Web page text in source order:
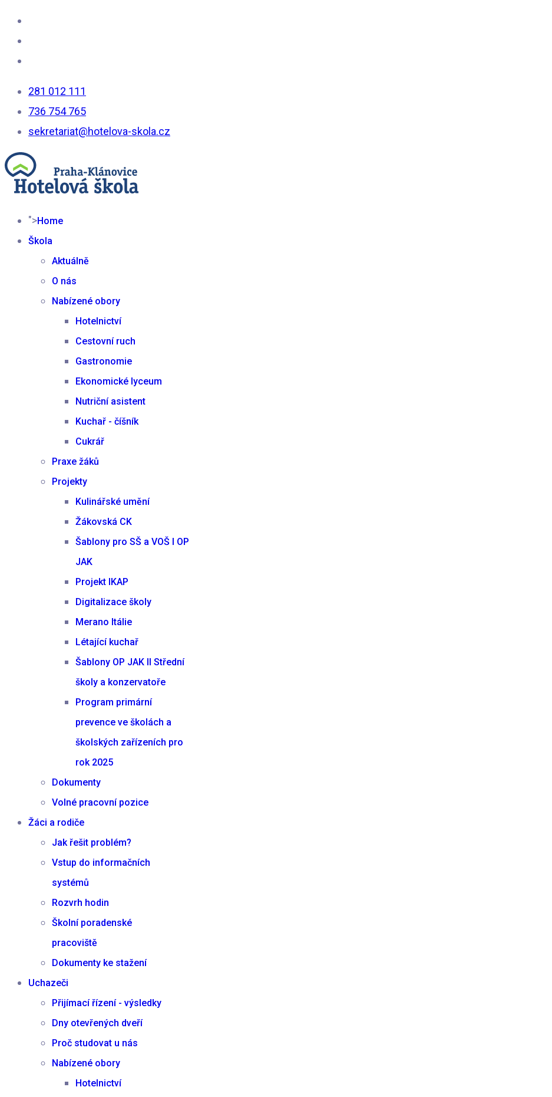
281 012 111
736 754 765
sekretariat@hotelova-skola.cz
">Home
Škola
Aktuálně
O nás
Nabízené obory
Hotelnictví
Cestovní ruch
Gastronomie
Ekonomické lyceum
Nutriční asistent
Kuchař - číšník
Cukrář
Praxe žáků
Projekty
Kulinářské umění
Žákovská CK
Šablony pro SŠ a VOŠ I OP
JAK
Projekt IKAP
Digitalizace školy
Merano Itálie
Létající kuchař
Šablony OP JAK II Střední
školy a konzervatoře
Program primární
prevence ve školách a
školských zařízeních pro
rok 2025
Dokumenty
Volné pracovní pozice
Žáci a rodiče
Jak řešit problém?
Vstup do informačních
systémů
Rozvrh hodin
Školní poradenské
pracoviště
Dokumenty ke stažení
Uchazeči
Přijímací řízení - výsledky
Dny otevřených dveří
Proč studovat u nás
Nabízené obory
Hotelnictví